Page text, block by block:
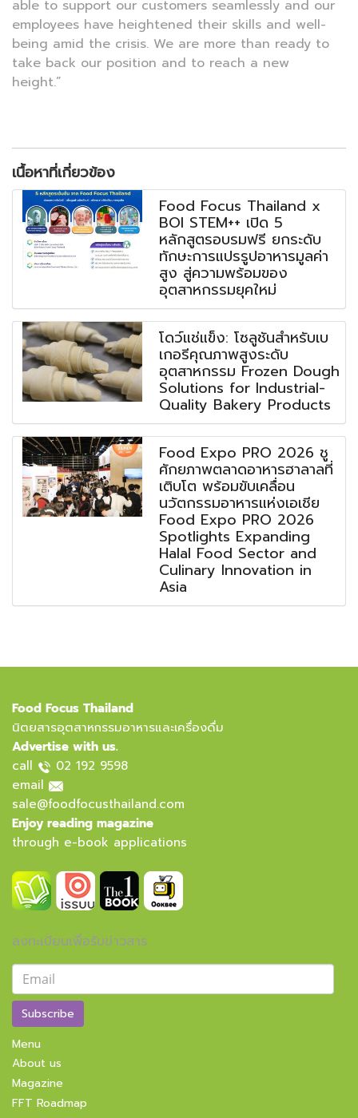
able to support our customers seamlessly and our
employees have heightened their skills and well-
being amid the crisis. We are more than ready to
take back our position and to reach a new
height.”
เนื้อหาที่เกี่ยวข้อง
Food Focus Thailand x
BOI STEM++ เปิด 5
หลักสูตรอบรมฟรี ยกระดับ
ทักษะการแปรรูปอาหารมูลค่า
สูง สู่ความพร้อมของ
อุตสาหกรรมยุคใหม่
โดว์แช่แข็ง: โซลูชันสำหรับเบ
เกอรีคุณภาพสูงระดับ
อุตสาหกรรม Frozen Dough
Solutions for Industrial-
Quality Bakery Products
Food Expo PRO 2026 ชู
ศักยภาพตลาดอาหารฮาลาลที่
เติบโต พร้อมขับเคลื่อน
นวัตกรรมอาหารแห่งเอเชีย
Food Expo PRO 2026
Spotlights Expanding
Halal Food Sector and
Culinary Innovation in
Asia
Food Focus Thailand
นิตยสารอุตสาหกรรมอาหารและเครื่องดื่ม
Advertise with us.
call
02 192 9598
email
sale@foodfocusthailand.com
Enjoy reading magazine
through e-book applications
ลงทะเบียนเพื่อรับข่าวสาร
Subscribe
Menu
About us
Magazine
FFT Roadmap